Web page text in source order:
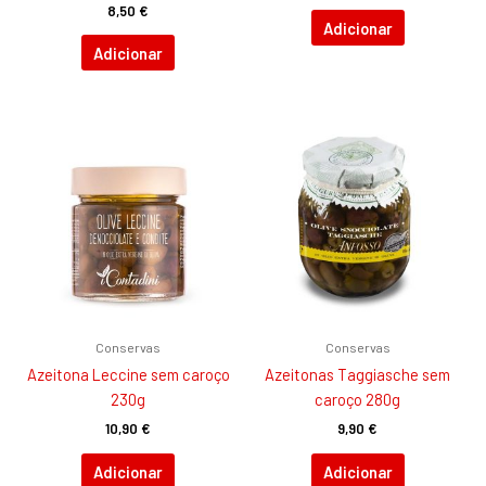
8,50 €
Adicionar
Adicionar
Conservas
Azeitona Leccine sem caroço
230g
10,90 €
Adicionar
Conservas
Azeitonas Taggiasche sem
caroço 280g
9,90 €
Adicionar